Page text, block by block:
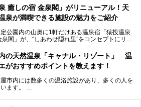
泉施設を見つけて楽しんでくださいね。
周辺ってサウナが少ないよね」という声をよく耳
あり、アクセスの良さにも胸が高鳴ります。
男性専用となっているパブリックサウナが、女
してきました！
泉 癒しの宿 金泉閣」がリニューアル！天
泉が満喫できる施設の魅力をご紹介
公園内の山奥に1軒だけある温泉宿「猿投温泉
閣」が、“しあわせ隠れ里”をコンセプトにリニ
泉が堪能できるお風呂や、新設・改装された客
食材と温泉水で作られたお料理……。
す。
の天然温泉「キャナル・リゾート」 温
がおすすめポイントを教えます！
市内には数多くの温浴施設があり、多くの人を
ます。
で紹介していきます！